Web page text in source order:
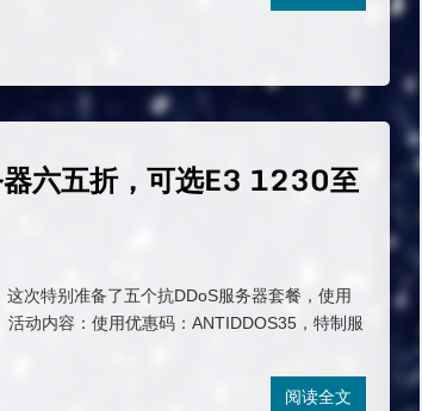
六五折，可选E3 1230至
次特别准备了五个抗DDoS服务器套餐，使用
动内容：使用优惠码：ANTIDDOS35，特制服
阅读全文